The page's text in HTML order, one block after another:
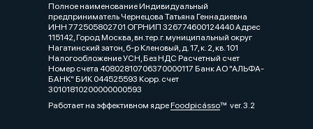
Полное наименование Индивидуальный
предприниматель Чернецова Татьяна Геннадиевна
ИНН 772505802701 ОГРНИП 326774600124440 Адрес
115142, Город Москва, вн.тер.г. муниципальный округ
Нагатинский затон, б-р Кленовый, д. 17, к. 2, кв. 101
Налогообложение УСН, Без НДС Расчетный счет
Номер счета 40802810706370000117 Банк АО "АЛЬФА-
БАНК" БИК 044525593 Корр. счет
30101810200000000593
Работает на эффективном ядреFoodpicássover. 3.2